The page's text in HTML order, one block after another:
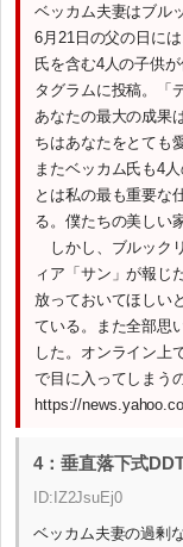
ベッカム夫妻はブル
6月21日の父の日に
氏を含む4人の子供
タグラムに投稿。「
あなたの最大の成果
ちはあなたをとても
またベッカム氏も4
とは私の最も重要な
る。僕たちの美しい
しかし、ブルック
ィア「サン」が報じ
放っておいてほしい
ている。また全部思
した。オンライン上
で目に入ってしまう
https://
4：垂直落下式
ID:IZ2JsuEj0
ベッカム夫妻の過剰